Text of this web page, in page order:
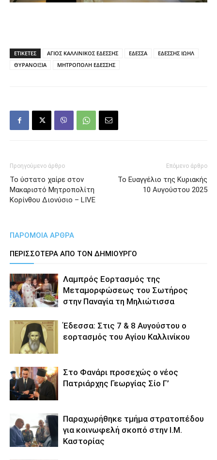
ΕΤΙΚΕΤΕΣ ΑΓΙΟΣ ΚΑΛΛΙΝΙΚΟΣ ΕΔΕΣΣΗΣ ΕΔΕΣΣΑ
ΕΔΕΣΣΗΣ ΙΩΗΛ
ΘΥΡΑΝΟΙΞΙΑ
ΜΗΤΡΟΠΟΛΗ ΕΔΕΣΣΗΣ
Προηγούμενο άρθρο
Το ύστατο χαίρε στον
Μακαριστό Μητροπολίτη
Κορίνθου Διονύσιο – LIVE
Επόμενο άρθρο
Το Ευαγγέλιο της Κυριακής
10 Αυγούστου 2025
ΠΑΡΟΜΟΙΑ ΑΡΘΡΑ
ΠΕΡΙΣΣΟΤΕΡΑ ΑΠΟ ΤΟΝ ΔΗΜΙΟΥΡΓΟ
Λαμπρός Εορτασμός της
Μεταμορφώσεως του Σωτήρος
στην Παναγία τη Μηλιώτισσα
Έδεσσα: Στις 7 & 8 Αυγούστου ο
εορτασμός του Αγίου Καλλινίκου
Στο Φανάρι προσεχώς ο νέος
Πατριάρχης Γεωργίας Σίο Γ’
Παραχωρήθηκε τμήμα στρατοπέδου
για κοινωφελή σκοπό στην Ι.Μ.
Καστορίας